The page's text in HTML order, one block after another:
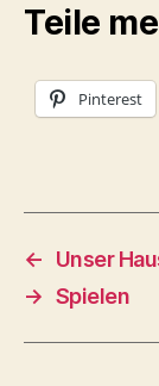
Teile
Pinterest
←
Unser
→ Spielen